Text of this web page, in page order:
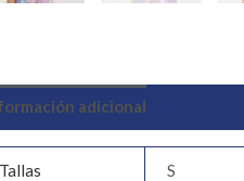
adicional
S